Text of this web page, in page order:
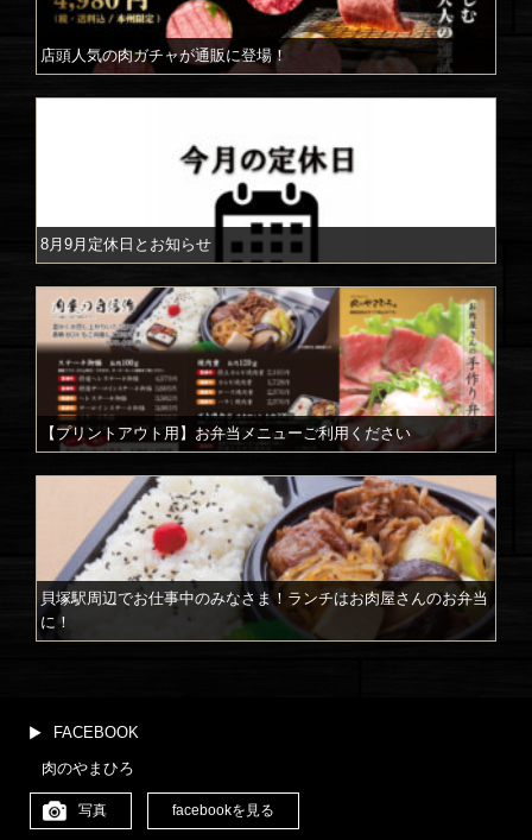
店頭人気の肉ガチャが通販に登場！
8月9月定休日とお知らせ
【プリントアウト用】お弁当メニューご利用ください
貝塚駅周辺でお仕事中のみなさま！ランチはお肉屋さんのお弁当
に！
FACEBOOK
肉のやまひろ
写真 facebookを見る